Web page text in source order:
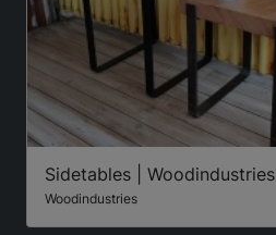
Sidetables | Woodindustries
Woodindustries